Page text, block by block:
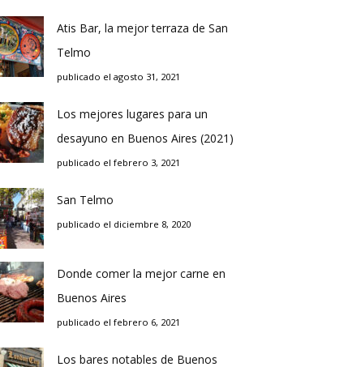
Atis Bar, la mejor terraza de San
Telmo
publicado el agosto 31, 2021
Los mejores lugares para un
desayuno en Buenos Aires (2021)
publicado el febrero 3, 2021
San Telmo
publicado el diciembre 8, 2020
Donde comer la mejor carne en
Buenos Aires
publicado el febrero 6, 2021
Los bares notables de Buenos